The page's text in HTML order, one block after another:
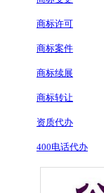
商标许可
商标案件
商标续展
商标转让
资质代办
400电话代办